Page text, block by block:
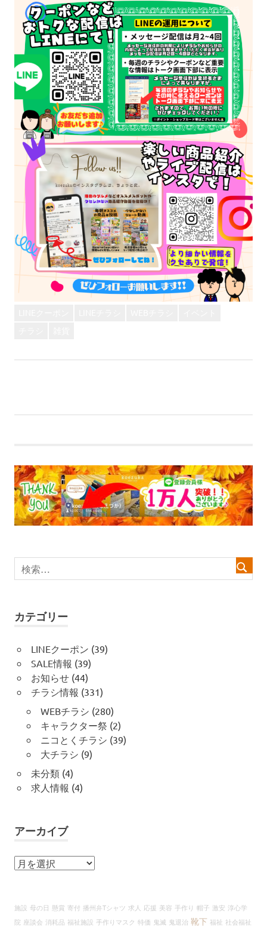
ゲ
ー
シ
ョ
ン
事:
記
カテゴリー
LINEクーポン (39)
SALE情報 (39)
お知らせ(44)
チラシ情報 (331)
WEBチラシ (280)
キャラクター祭 (2)
ニコとくチラシ (39)
大チラシ (9)
未分類(4)
求人情報 (4)
アーカイブ
ア
イ
ブ
施設 母の日 懸賞 寄付 播州弁Tシャツ 求人 応援 美容 手作り 帽子 激安 淳心学
院 座談会 消耗品 福祉施設 手作りマスク 特価 鬼滅 鬼退治 靴下 福祉 社会福祉